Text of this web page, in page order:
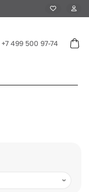
+7 499 500 97-74